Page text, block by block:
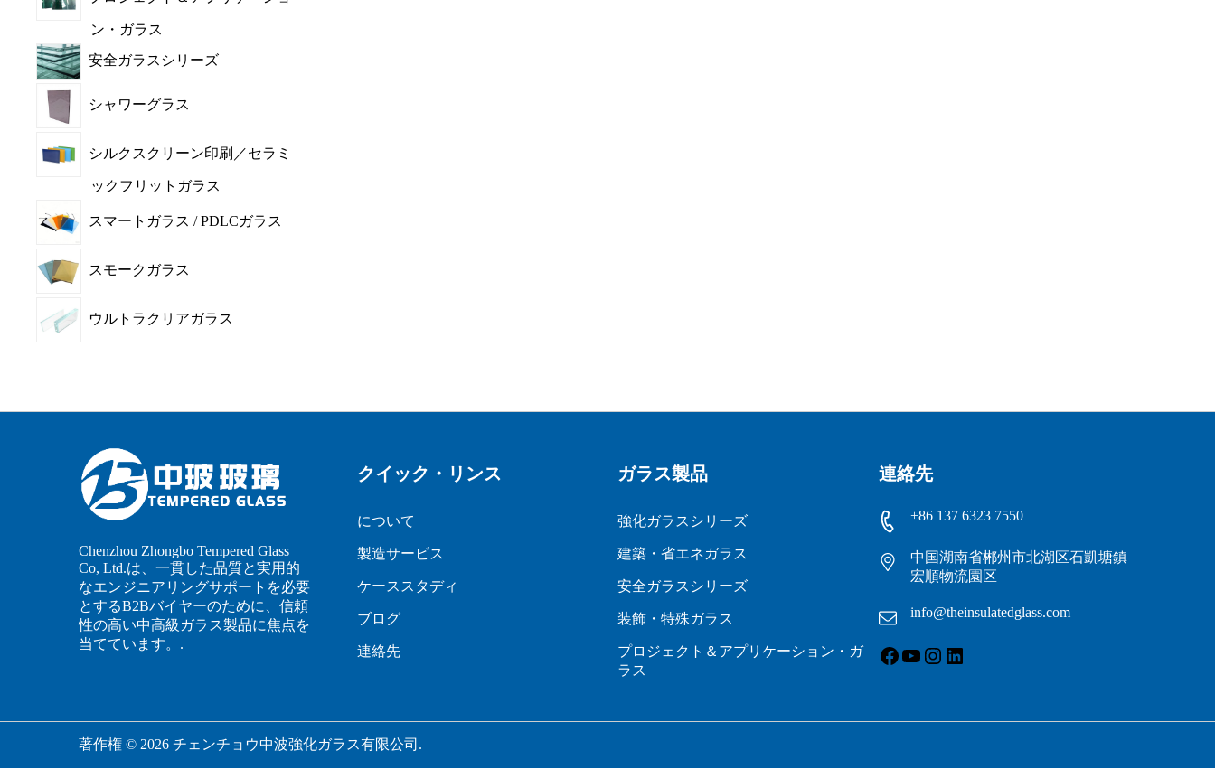
ン・ガラス
安全ガラスシリーズ
シャワーグラス
シルクスクリーン印刷／セラミ
ックフリットガラス
スマートガラス / PDLCガラス
スモークガラス
ウルトラクリアガラス
Chenzhou Zhongbo Tempered Glass
Co, Ltd.は、一貫した品質と実用的
なエンジニアリングサポートを必要
とするB2Bバイヤーのために、信頼
性の高い中高級ガラス製品に焦点を
当てています。.
クイック・リンス
について
製造サービス
ケーススタディ
ブログ
連絡先
ガラス製品
強化ガラスシリーズ
建築・省エネガラス
安全ガラスシリーズ
装飾・特殊ガラス
プロジェクト＆アプリケーション・ガ
ラス
連絡先
+86 137 6323 7550
中国湖南省郴州市北湖区石凱塘鎮
宏順物流園区
info@theinsulatedglass.com
フェイスブックユーチューブインスタグラム LinkedIn
著作権 © 2026 チェンチョウ中波強化ガラス有限公司.